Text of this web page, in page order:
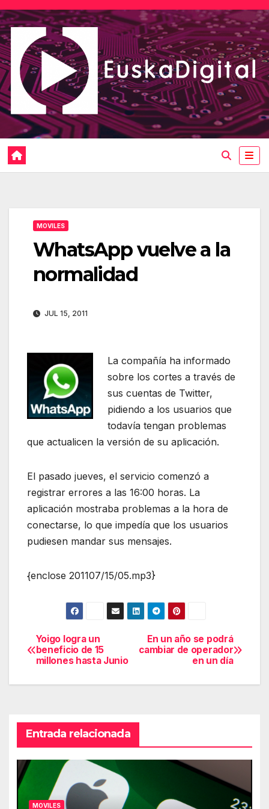
Saltar
al
contenido
MOVILES
WhatsApp vuelve a la
normalidad
JUL 15, 2011
La compañía ha informado
sobre los cortes a través de
sus cuentas de Twitter,
pidiendo a los usuarios que
todavía tengan problemas
que actualicen la versión de su aplicación.
El pasado jueves, el servicio comenzó a
registrar errores a las 16:00 horas. La
aplicación mostraba problemas a la hora de
conectarse, lo que impedía que los usuarios
pudiesen mandar sus mensajes.
{enclose 201107/15/05.mp3}
Navegación
de
En un año se podrá
cambiar de operador
en un día
Yoigo logra un
beneficio de 15
millones hasta Junio
Entrada relacionada
MOVILES